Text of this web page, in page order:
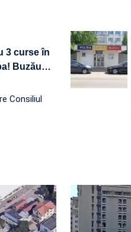
3 curse în
Buzău…
Consiliul